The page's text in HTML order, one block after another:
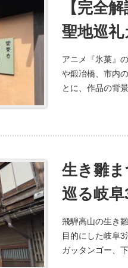
【完全
聖地巡礼
アニメ『氷菓』
や鍛冶橋、市内
とに、作品の背
生き雛
巡る岐
飛騨高山の生き
目的にした岐阜3
ガッタンゴー、